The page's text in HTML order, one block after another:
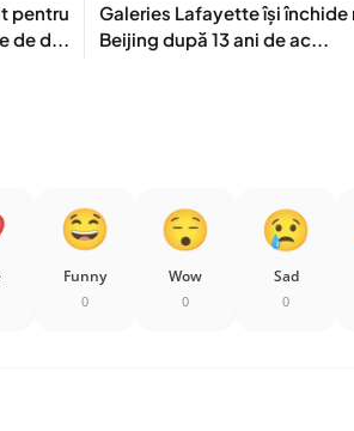
pentru
de d...
Galeries Lafayette își
Beijing după 13 ani de ac...
Funny
0
Wow
0
Sad
0